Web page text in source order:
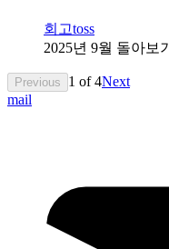
회고toss
2025년 9월 돌아보기
Previous 1 of4Next
mail